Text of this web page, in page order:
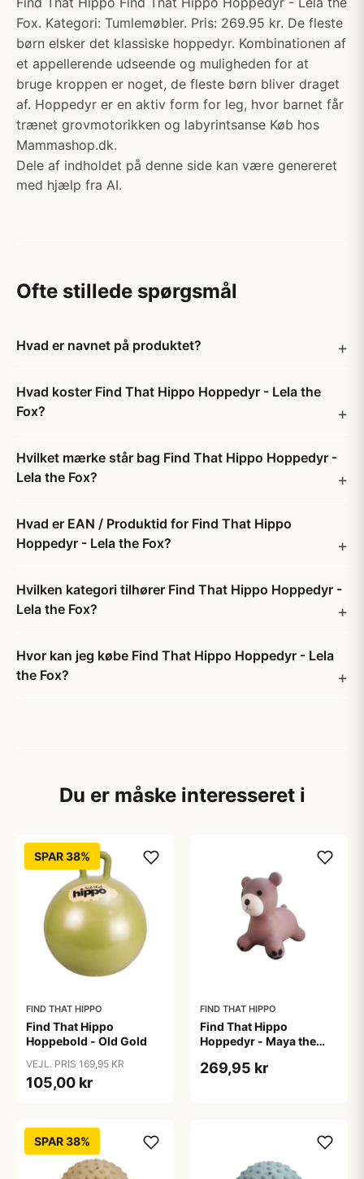
Fox. Kategori: Tumlemøbler. Pris: 269.95 kr. De fleste
børn elsker det klassiske hoppedyr. Kombinationen af
et appellerende udseende og muligheden for at
bruge kroppen er noget, de fleste børn bliver draget
af. Hoppedyr er en aktiv form for leg, hvor barnet får
trænet grovmotorikken og labyrintsanse Køb hos
Mammashop.dk.
Dele af indholdet på denne side kan være genereret
med hjælp fra AI.
Ofte stillede spørgsmål
Hvad er navnet på produktet?
Hvad koster Find That Hippo Hoppedyr - Lela the
Fox?
Hvilket mærke står bag Find That Hippo Hoppedyr -
Lela the Fox?
Hvad er EAN / Produktid for Find That Hippo
Hoppedyr - Lela the Fox?
Hvilken kategori tilhører Find That Hippo Hoppedyr -
Lela the Fox?
Hvor kan jeg købe Find That Hippo Hoppedyr - Lela
the Fox?
Du er måske interesseret i
SPAR 38%
FIND THAT HIPPO
Find That Hippo
Hoppebold - Old Gold
VEJL. PRIS 169,95 KR
105,00 kr
FIND THAT HIPPO
Find That Hippo
Hoppedyr - Maya the
269,95 kr
SPAR 38%